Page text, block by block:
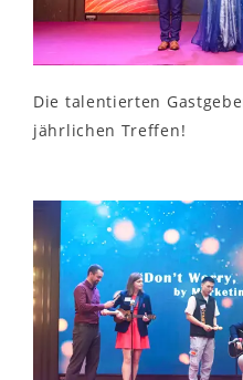
Die talentierten
jährlichen Treffen!